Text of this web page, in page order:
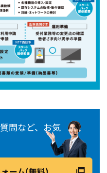
問など、お気